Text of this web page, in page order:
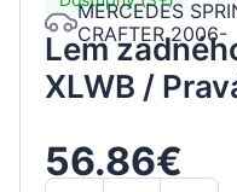
MERCEDES
CRAFTER 2006-
Lem
XLWB /
56.86€